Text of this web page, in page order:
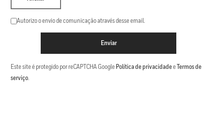
Autorizo o envio de comunicação através desse email.
Enviar
Este site é protegido por reCAPTCHA Google Política de privacidadee Termos de
serviço.